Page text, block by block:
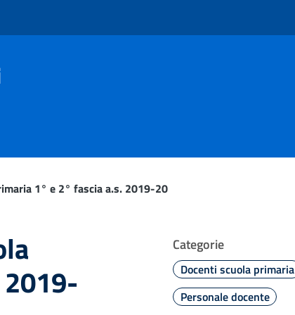
1° e 2° fascia a.s. 2019-20
Categorie
Docenti scuola primaria
Personale docente